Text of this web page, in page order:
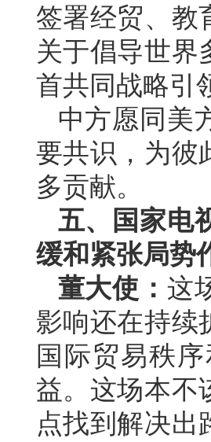
签署经贸、教
关于倡导世界
首共同战略引
中方愿同美
要共识，为彼
多贡献。
五、国家电
缓和紧张局势
董大使：这
影响还在持续
国际贸易秩
益。这场本不
点找到解决出